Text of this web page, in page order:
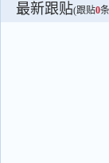
最新跟贴(跟贴0